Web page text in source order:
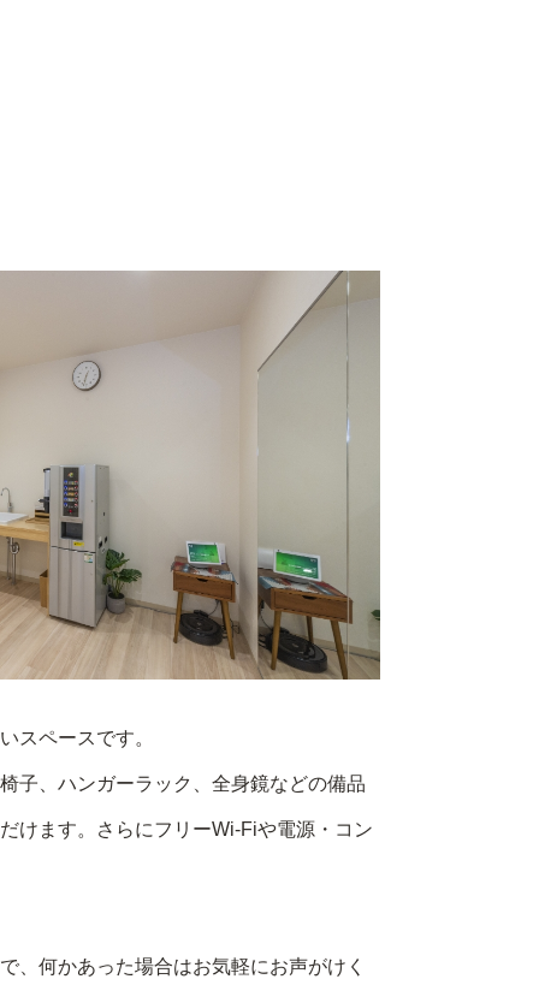
スペースです。
子、ハンガーラック、全身鏡などの備品
けます。さらにフリーWi-Fiや電源・コン
、何かあった場合はお気軽にお声がけく